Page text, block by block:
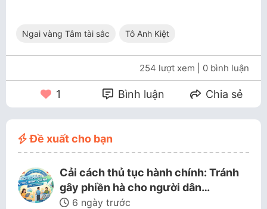
Ngai vàng Tâm tài sắc Tô Anh Kiệt
254 lượt xem | 0 bình luận
1 Bình luận Chia sẻ
Đề xuất cho bạn
Cải cách thủ tục hành chính: Tránh
gây phiền hà cho người dân…
6 ngày trước